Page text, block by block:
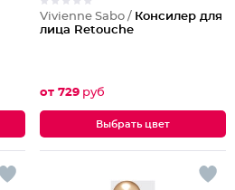
Vivienne Sabo / Консилер для
лица Retouche
от 729 руб
Выбрать цвет